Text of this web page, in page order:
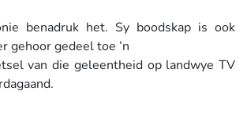
benadruk het. Sy boodskap is ook
gehoor gedeel toe ’n
van die geleentheid op landwye TV